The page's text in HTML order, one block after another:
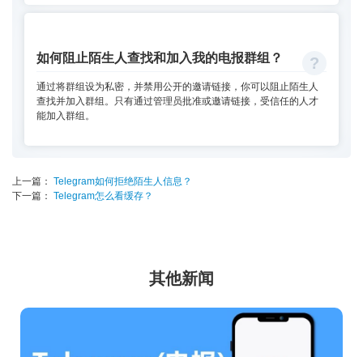
如何阻止陌生人查找和加入我的电报群组？
通过将群组设为私密，并禁用公开的邀请链接，你可以阻止陌生人
查找并加入群组。只有通过管理员批准或邀请链接，受信任的人才
能加入群组。
上一篇： Telegram如何拒绝陌生人信息？
下一篇： Telegram怎么看缓存？
其他新闻